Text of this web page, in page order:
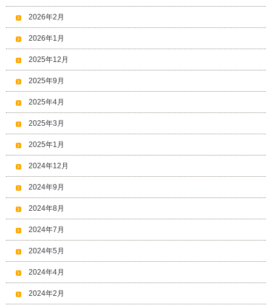
2026年2月
2026年1月
2025年12月
2025年9月
2025年4月
2025年3月
2025年1月
2024年12月
2024年9月
2024年8月
2024年7月
2024年5月
2024年4月
2024年2月